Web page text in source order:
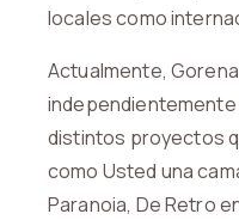
locales como
Actualmente,
distintos proyectos
como Usted una
Paranoia, De Retro